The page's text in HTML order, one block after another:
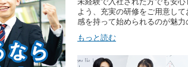
よう、充実の研修をご用意し
感を持って始められるのが魅力
もっと読む